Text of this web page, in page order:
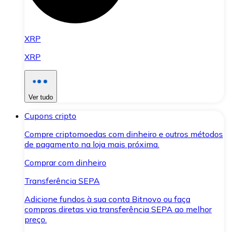
XRP
XRP
Ver tudo
Cupons cripto
Compre criptomoedas com dinheiro e outros métodos
de pagamento na loja mais próxima.
Comprar com dinheiro
Transferência SEPA
Adicione fundos à sua conta Bitnovo ou faça
compras diretas via transferência SEPA ao melhor
preço.